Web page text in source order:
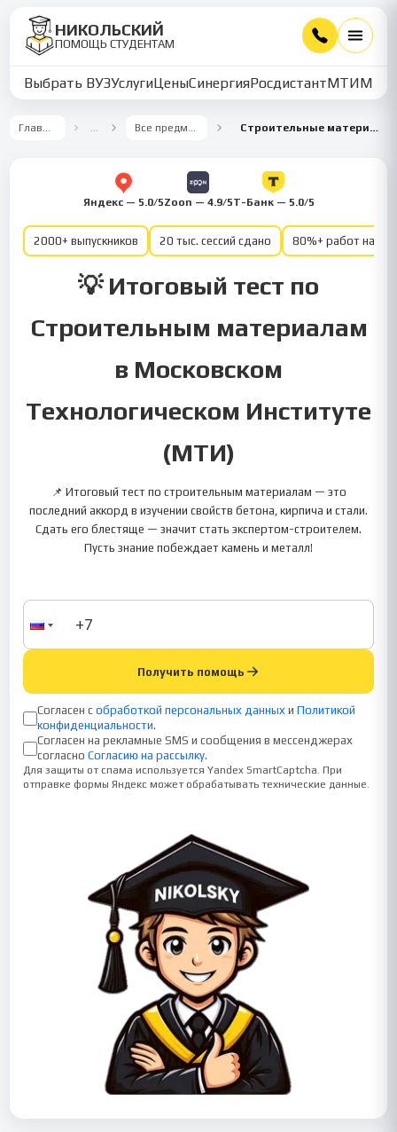
НИКОЛЬСКИЙ
ПОМОЩЬ СТУДЕНТАМ
Выбрать ВУЗУслугиЦеныСинергияРосдистантМТИММУ
Главная … Все предметы Строительные материалы
Яндекс — 5.0/5Zoon — 4.9/5Т-Банк — 5.0/5
2000+ выпускников 20 тыс. сессий сдано 80%+ работ на
💡 Итоговый тест по
Строительным материалам
в Московском
Технологическом Институте
(МТИ)
📌 Итоговый тест по строительным материалам — это
последний аккорд в изучении свойств бетона, кирпича и стали.
Сдать его блестяще — значит стать экспертом-строителем.
Пусть знание побеждает камень и металл!
Получить помощь
Согласен с обработкой персональных данных и Политикой
конфиденциальности.
Согласен на рекламные SMS и сообщения в мессенджерах
согласно Согласию на рассылку.
Для защиты от спама используется Yandex SmartCaptcha. При
отправке формы Яндекс может обрабатывать технические данные.